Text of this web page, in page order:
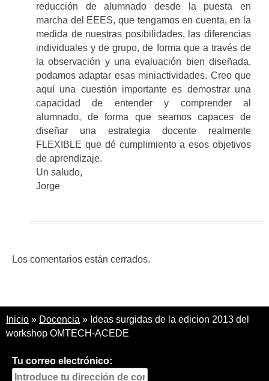
reducción de alumnado desde la puesta en
marcha del EEES, que tengamos en cuenta, en la
medida de nuestras posibilidades, las diferencias
individuales y de grupo, de forma que a través de
la observación y una evaluación bien diseñada,
podamos adaptar esas miniactividades. Creo que
aquí una cuestión importante es demostrar una
capacidad de entender y comprender al
alumnado, de forma que seamos capaces de
diseñar una estrategia docente realmente
FLEXIBLE que dé cumplimiento a esos objetivos
de aprendizaje.
Un saludo,
Jorge
Los comentarios están cerrados.
Inicio » Docencia » Ideas surgidas de la edicion 2013 del
workshop OMTECH-ACEDE
Tu correo electrónico: